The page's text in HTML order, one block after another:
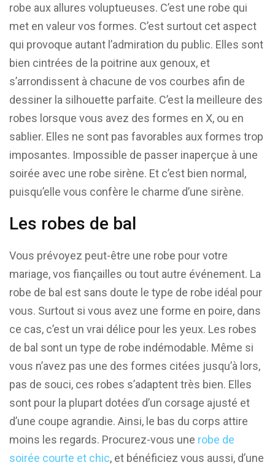
robe aux allures voluptueuses. C’est une robe qui
met en valeur vos formes. C’est surtout cet aspect
qui provoque autant l’admiration du public. Elles sont
bien cintrées de la poitrine aux genoux, et
s’arrondissent à chacune de vos courbes afin de
dessiner la silhouette parfaite. C’est la meilleure des
robes lorsque vous avez des formes en X, ou en
sablier. Elles ne sont pas favorables aux formes trop
imposantes. Impossible de passer inaperçue à une
soirée avec une robe sirène. Et c’est bien normal,
puisqu’elle vous confère le charme d’une sirène.
Les robes de bal
Vous prévoyez peut-être une robe pour votre
mariage, vos fiançailles ou tout autre événement. La
robe de bal est sans doute le type de robe idéal pour
vous. Surtout si vous avez une forme en poire, dans
ce cas, c’est un vrai délice pour les yeux. Les robes
de bal sont un type de robe indémodable. Même si
vous n’avez pas une des formes citées jusqu’à lors,
pas de souci, ces robes s’adaptent très bien. Elles
sont pour la plupart dotées d’un corsage ajusté et
d’une coupe agrandie. Ainsi, le bas du corps attire
moins les regards. Procurez-vous une robe de
soirée courte et chic, et bénéficiez vous aussi, d’une